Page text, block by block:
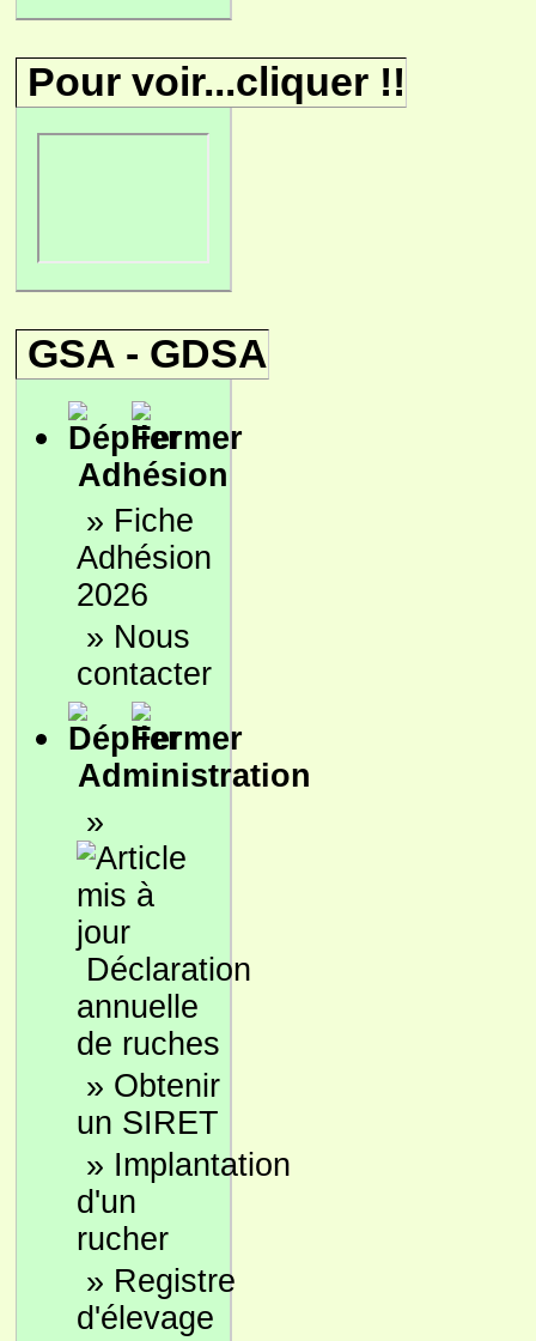
Pour voir...cliquer !!
GSA - GDSA
Adhésion
» Fiche
Adhésion
2026
» Nous
contacter
Administration
»
Déclaration
annuelle
de ruches
» Obtenir
un SIRET
» Implantation
d'un
rucher
» Registre
d'élevage